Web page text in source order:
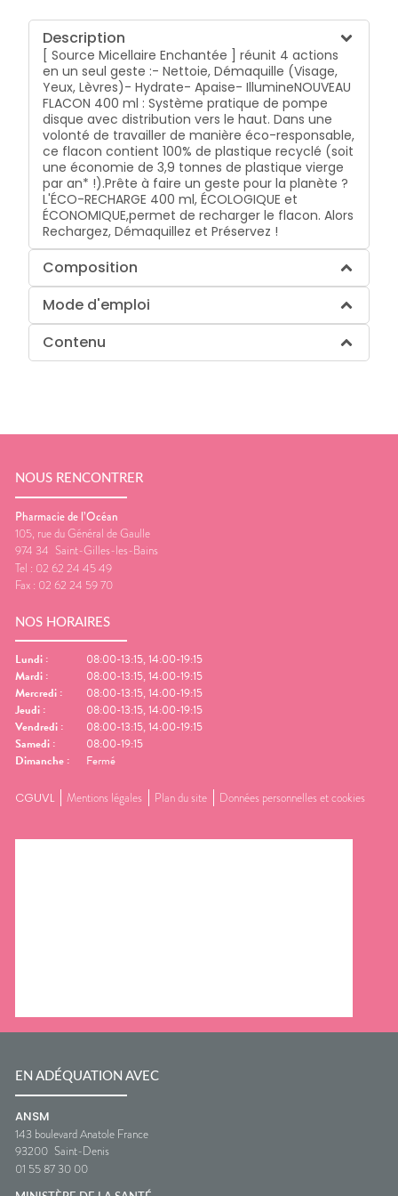
Description
[ Source Micellaire Enchantée ] réunit 4 actions
en un seul geste :- Nettoie, Démaquille (Visage,
Yeux, Lèvres)- Hydrate- Apaise- IllumineNOUVEAU
FLACON 400 ml : Système pratique de pompe
disque avec distribution vers le haut. Dans une
volonté de travailler de manière éco-responsable,
ce flacon contient 100% de plastique recyclé (soit
une économie de 3,9 tonnes de plastique vierge
par an* !).Prête à faire un geste pour la planète ?
L'ÉCO-RECHARGE 400 ml, ÉCOLOGIQUE et
ÉCONOMIQUE,permet de recharger le flacon. Alors
Rechargez, Démaquillez et Préservez !
Composition
Mode d'emploi
Contenu
NOUS RENCONTRER
Pharmacie de l’Océan
105, rue du Général de Gaulle
974 34 Saint-Gilles-les-Bains
Tel : 02 62 24 45 49
Fax : 02 62 24 59 70
NOS HORAIRES
Lundi :
08:00-13:15, 14:00-19:15
Mardi :
08:00-13:15, 14:00-19:15
Mercredi :
08:00-13:15, 14:00-19:15
Jeudi :
08:00-13:15, 14:00-19:15
Vendredi :
08:00-13:15, 14:00-19:15
Samedi :
08:00-19:15
Dimanche : Fermé
CGUVL Mentions légales Plan du site Données personnelles et cookies
EN ADÉQUATION AVEC
ANSM
143 boulevard Anatole France
93200 Saint-Denis
01 55 87 30 00